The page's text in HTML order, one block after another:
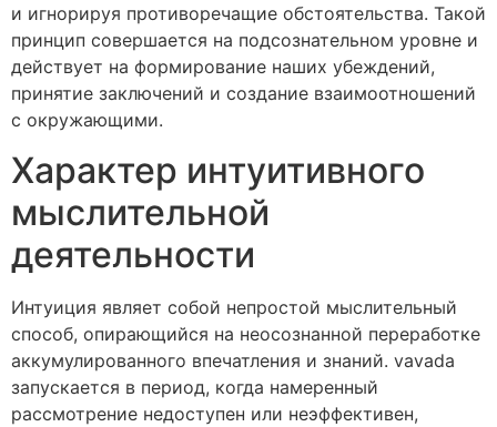
и игнорируя противоречащие обстоятельства. Такой
принцип совершается на подсознательном уровне и
действует на формирование наших убеждений,
принятие заключений и создание взаимоотношений
с окружающими.
Характер интуитивного
мыслительной
деятельности
Интуиция являет собой непростой мыслительный
способ, опирающийся на неосознанной переработке
аккумулированного впечатления и знаний. vavada
запускается в период, когда намеренный
рассмотрение недоступен или неэффективен,